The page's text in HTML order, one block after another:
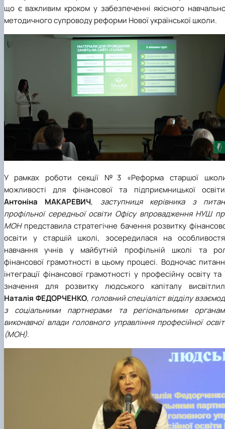
що є важливим кроком у забезпеченні якісного
методичного супроводу реформи Нової української школи.
У рамках роботи секції №3 «Реформа старшої
можливості для фінансової та підприємницької
Антоніна МАКАРЕВИЧ, заступниця керівника з
профільної середньої освіти Офісу впровадження НУШ
МОНпредставила стратегічне бачення розвитку
освіти у старшій школі, зосередилася на
навчання учнів у майбутній профільній школі та
фінансової грамотності в цьому процесі. Водночас
інтеграції фінансової грамотності у професійну освіту та
значення для розвитку людського капіталу
Наталія ФЕДОРЧЕНКО, головний спеціаліст відділу
з соціальними партнерами та регіональними
виконавчої влади головного управління професійної
(МОН).